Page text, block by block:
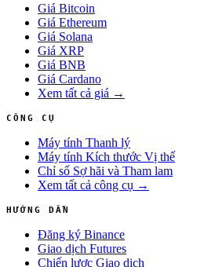
Giá Bitcoin
Giá Ethereum
Giá Solana
Giá XRP
Giá BNB
Giá Cardano
Xem tất cả giá →
CÔNG CỤ
Máy tính Thanh lý
Máy tính Kích thước Vị thế
Chỉ số Sợ hãi và Tham lam
Xem tất cả công cụ →
HƯỚNG DẪN
Đăng ký Binance
Giao dịch Futures
Chiến lược Giao dịch